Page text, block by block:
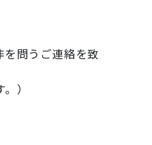
問うご連絡を致
）